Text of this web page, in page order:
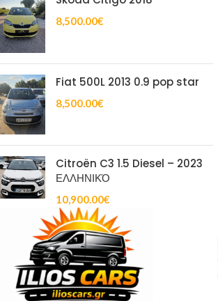
8,500.00€
Fiat 500L 2013 0.9 pop star
8,500.00€
Citroën C3 1.5 Diesel – 2023
ΕΛΛΗΝΙΚΌ
10,900.00€